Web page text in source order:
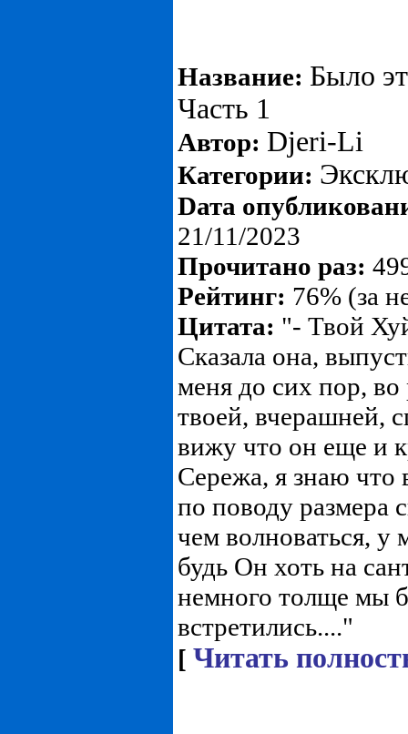
Название: Было
Часть 1
Автор: Djeri-Li
Категории:
Dата
21/11/2023
Прочитано раз:
Рейтинг: 76% (за
Цитата: "- Твой
Сказала она,
меня до сих пор,
твоей, вчерашней,
вижу что он еще и
Сережа, я знаю
по поводу размера
чем волноваться, у
будь Он хоть на
немного толще мы
встретились...."
[ Читать